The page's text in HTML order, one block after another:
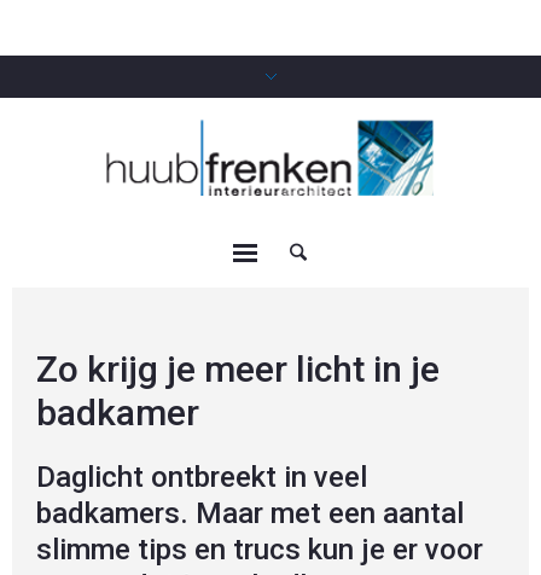
Zo krijg je meer licht in je
badkamer
Daglicht ontbreekt in veel
badkamers. Maar met een aantal
slimme tips en trucs kun je er voor